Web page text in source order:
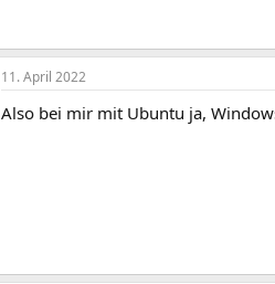
11. April 2022
Also bei mir mit Ubuntu ja,